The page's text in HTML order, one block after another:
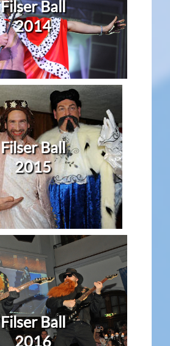
Filser Ball
2014
Filser Ball
2015
Filser Ball
2016